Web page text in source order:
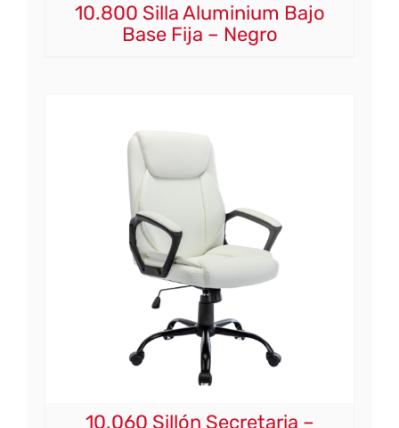
10.800 Silla Aluminium Bajo
Base Fija – Negro
10.060 Sillón Secretaria –